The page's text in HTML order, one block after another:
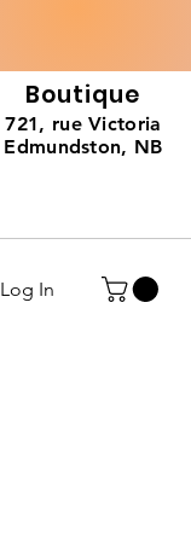
Boutique
721, rue Victoria
Edmundston, NB
Log In